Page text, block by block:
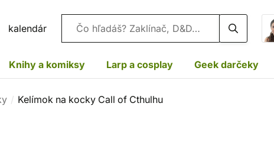
kalendár Vyhľadávanie
Knihy a komiksy Larp a cosplay Geek darčeky
Kelímok na kocky Call of Cthulhu